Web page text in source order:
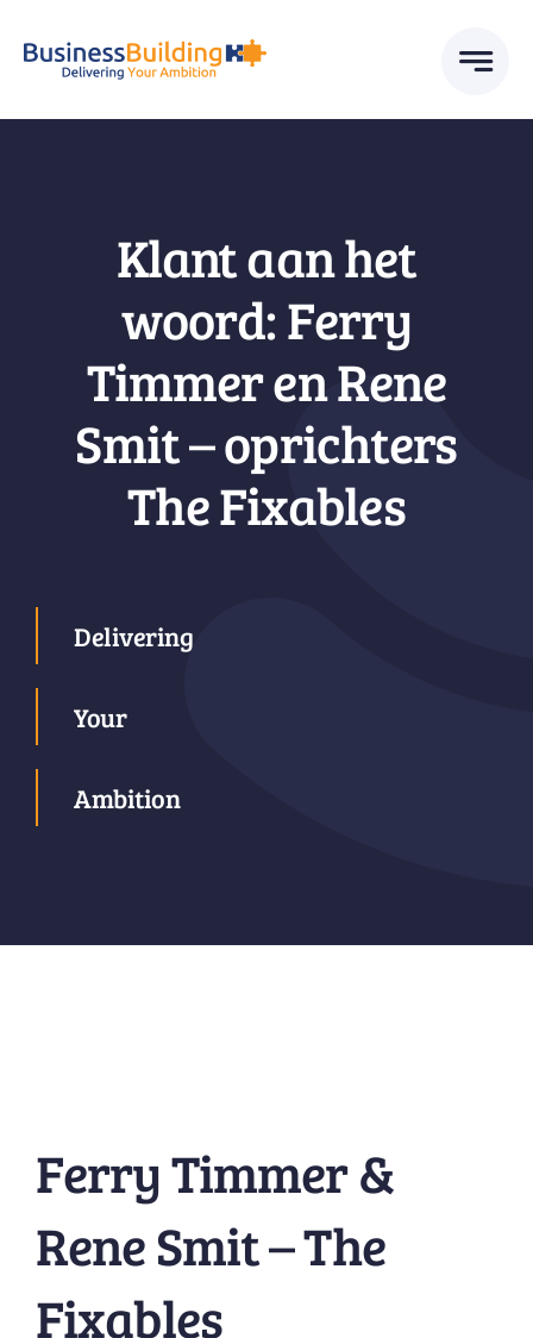
Klant aan het
woord: Ferry
Timmer en Rene
Smit – oprichters
The Fixables
Delivering
Your
Ambition
Ferry Timmer &
Rene Smit – The
Fixables